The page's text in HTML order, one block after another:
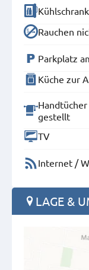
Rauchen
Parkplatz
Küche zur
gestellt
TV
Internet /
LAGE &